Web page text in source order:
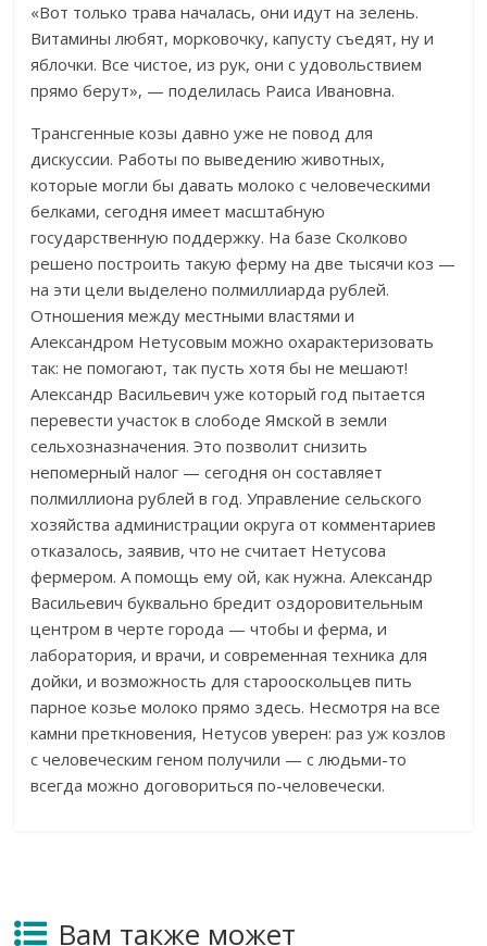
«Вот только трава началась, они идут на зелень.
Витамины любят, морковочку, капусту съедят, ну и
яблочки. Все чистое, из рук, они с удовольствием
прямо берут», — поделилась Раиса Ивановна.
Трансгенные козы давно уже не повод для
дискуссии. Работы по выведению животных,
которые могли бы давать молоко с человеческими
белками, сегодня имеет масштабную
государственную поддержку. На базе Сколково
решено построить такую ферму на две тысячи коз —
на эти цели выделено полмиллиарда рублей.
Отношения между местными властями и
Александром Нетусовым можно охарактеризовать
так: не помогают, так пусть хотя бы не мешают!
Александр Васильевич уже который год пытается
перевести участок в слободе Ямской в земли
сельхозназначения. Это позволит снизить
непомерный налог — сегодня он составляет
полмиллиона рублей в год. Управление сельского
хозяйства администрации округа от комментариев
отказалось, заявив, что не считает Нетусова
фермером. А помощь ему ой, как нужна. Александр
Васильевич буквально бредит оздоровительным
центром в черте города — чтобы и ферма, и
лаборатория, и врачи, и современная техника для
дойки, и возможность для старооскольцев пить
парное козье молоко прямо здесь. Несмотря на все
камни преткновения, Нетусов уверен: раз уж козлов
с человеческим геном получили — с людьми-то
всегда можно договориться по-человечески.
Вам также может